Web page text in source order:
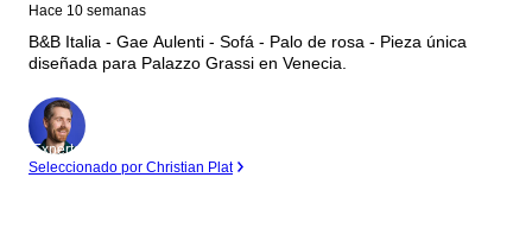
Hace 10 semanas
B&B Italia - Gae Aulenti - Sofá - Palo de rosa - Pieza única
diseñada para Palazzo Grassi en Venecia.
Experto
Seleccionado por Christian Plat